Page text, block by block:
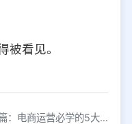
被看见。
下一篇：电商运营必学的5大核心技能